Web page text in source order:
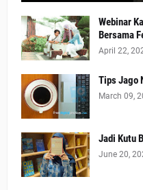
Webinar
Bersama
April 22,
Tips Jago
March 09,
Jadi Kutu
June 20,